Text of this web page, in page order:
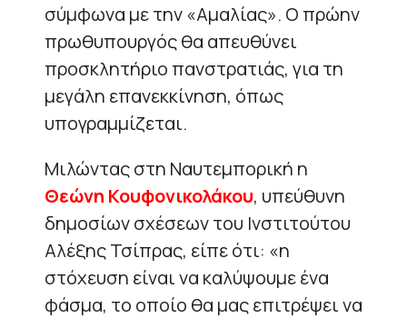
σύμφωνα με την «Αμαλίας». Ο πρώην
πρωθυπουργός θα απευθύνει
προσκλητήριο πανστρατιάς, για τη
μεγάλη επανεκκίνηση, όπως
υπογραμμίζεται.
Μιλώντας στη Ναυτεμπορική η
Θεώνη Κουφονικολάκου, υπεύθυνη
δημοσίων σχέσεων του Ινστιτούτου
Αλέξης Τσίπρας, είπε ότι: «η
στόχευση είναι να καλύψουμε ένα
φάσμα, το οποίο θα μας επιτρέψει να